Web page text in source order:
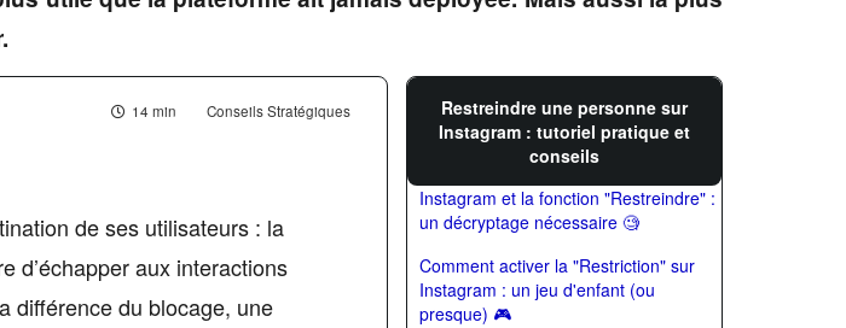
14 min Conseils Stratégiques
de ses utilisateurs : la
d’échapper aux interactions
différence du blocage, une
Restreindre une personne sur
Instagram : tutoriel pratique et
conseils
Instagram et la fonction "Restreindre" :
un décryptage nécessaire 🧐
Comment activer la "Restriction" sur
Instagram : un jeu d'enfant (ou
presque) 🎮